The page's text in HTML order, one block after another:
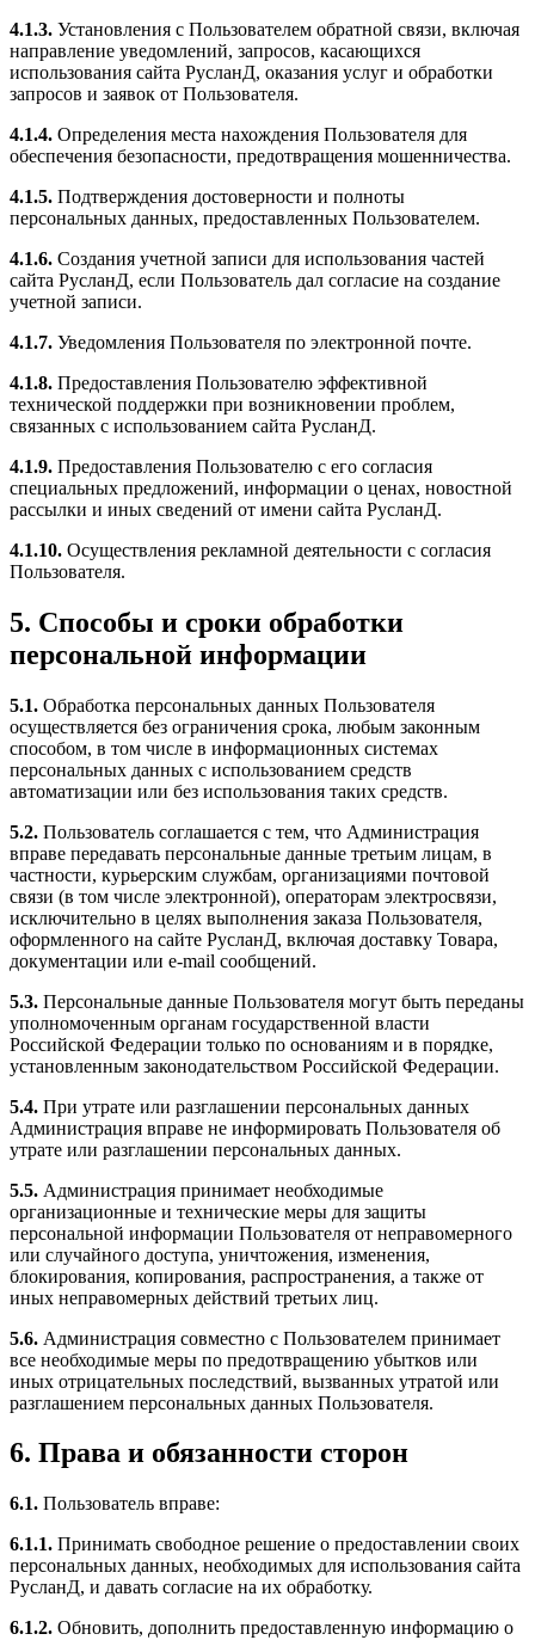
4.1.3. Установления с Пользователем обратной связи, включая
направление уведомлений, запросов, касающихся
использования сайта РусланД, оказания услуг и обработки
запросов и заявок от Пользователя.
4.1.4. Определения места нахождения Пользователя для
обеспечения безопасности, предотвращения мошенничества.
4.1.5. Подтверждения достоверности и полноты
персональных данных, предоставленных Пользователем.
4.1.6. Создания учетной записи для использования частей
сайта РусланД, если Пользователь дал согласие на создание
учетной записи.
4.1.7. Уведомления Пользователя по электронной почте.
4.1.8. Предоставления Пользователю эффективной
технической поддержки при возникновении проблем,
связанных с использованием сайта РусланД.
4.1.9. Предоставления Пользователю с его согласия
специальных предложений, информации о ценах, новостной
рассылки и иных сведений от имени сайта РусланД.
4.1.10. Осуществления рекламной деятельности с согласия
Пользователя.
5. Способы и сроки обработки
персональной информации
5.1. Обработка персональных данных Пользователя
осуществляется без ограничения срока, любым законным
способом, в том числе в информационных системах
персональных данных с использованием средств
автоматизации или без использования таких средств.
5.2. Пользователь соглашается с тем, что Администрация
вправе передавать персональные данные третьим лицам, в
частности, курьерским службам, организациями почтовой
связи (в том числе электронной), операторам электросвязи,
исключительно в целях выполнения заказа Пользователя,
оформленного на сайте РусланД, включая доставку Товара,
документации или e-mail сообщений.
5.3. Персональные данные Пользователя могут быть переданы
уполномоченным органам государственной власти
Российской Федерации только по основаниям и в порядке,
установленным законодательством Российской Федерации.
5.4. При утрате или разглашении персональных данных
Администрация вправе не информировать Пользователя об
утрате или разглашении персональных данных.
5.5. Администрация принимает необходимые
организационные и технические меры для защиты
персональной информации Пользователя от неправомерного
или случайного доступа, уничтожения, изменения,
блокирования, копирования, распространения, а также от
иных неправомерных действий третьих лиц.
5.6. Администрация совместно с Пользователем принимает
все необходимые меры по предотвращению убытков или
иных отрицательных последствий, вызванных утратой или
разглашением персональных данных Пользователя.
6. Права и обязанности сторон
6.1. Пользователь вправе:
6.1.1. Принимать свободное решение о предоставлении своих
персональных данных, необходимых для использования сайта
РусланД, и давать согласие на их обработку.
6.1.2. Обновить, дополнить предоставленную информацию о